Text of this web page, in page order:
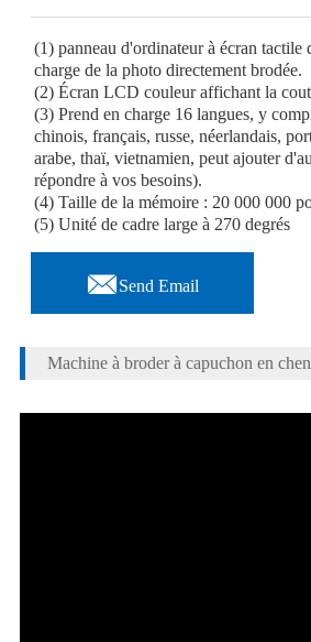
(1) panneau d'ordinateur à écran tactile
charge de la photo directement brodée.
(2) Écran LCD couleur affichant la
(3) Prend en charge 16 langues, y
chinois, français, russe, néerlandais,
arabe, thaï, vietnamien, peut ajouter
répondre à vos besoins).
(4) Taille de la mémoire : 20 000 000
(5) Unité de cadre large à 270 degrés
Send Email
Machine à broder à capuchon en